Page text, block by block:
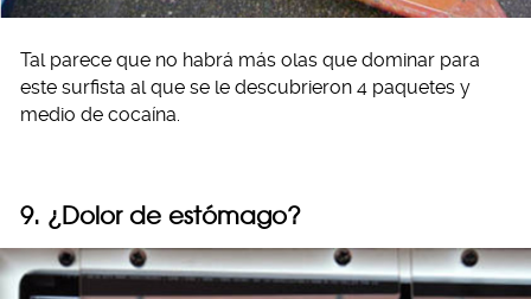
Tal parece que no habrá más olas que dominar para
este surfista al que se le descubrieron 4 paquetes y
medio de cocaína.
9. ¿Dolor de estómago?